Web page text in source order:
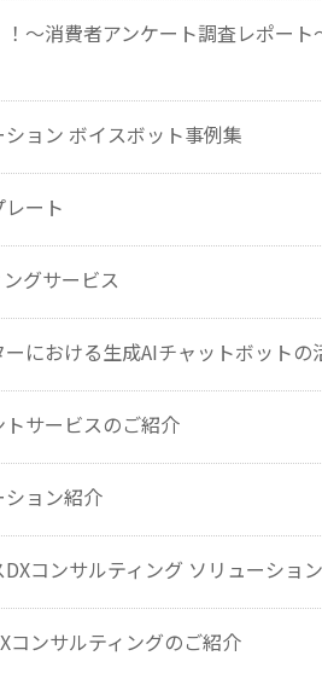
！～消費者アンケート調査レポー
ション ボイスボット事例集
レート
グサービス
における生成AIチャットボットの
トサービスのご紹介
ション紹介
コンサルティング ソリューショ
コンサルティングのご紹介